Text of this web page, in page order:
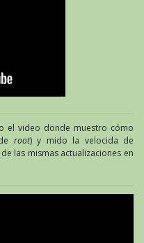
el video donde muestro cómo
root) y mido la velocida de
las mismas actualizaciones en